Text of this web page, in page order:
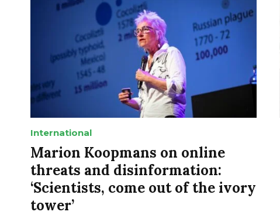
International
Marion Koopmans on online
threats and disinformation:
‘Scientists, come out of the ivory
tower’